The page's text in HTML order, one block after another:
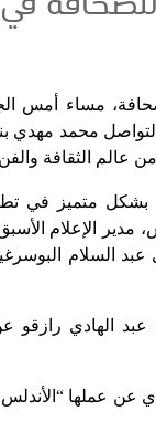
الوطنية الكبرى
محمد مهدي
الثقافة والفن
بشكل متميز في
الإعلام الأسبق
عبد السلام
عبد الهادي
عن عملها